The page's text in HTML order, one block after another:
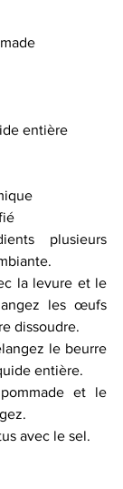
entière
plusieurs
la levure et le
les œufs
dissoudre.
le beurre
entière.
et le
avec le sel.